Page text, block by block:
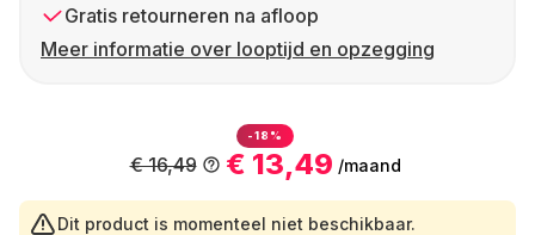
Gratis retourneren na afloop
Meer informatie over looptijd en opzegging
-18%
€ 13,49 /maand
€ 16,49
Dit product is momenteel niet beschikbaar.